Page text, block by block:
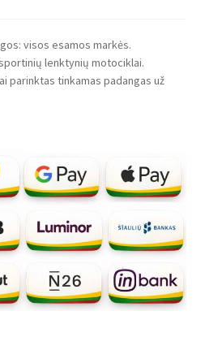
visos esamos markės.
lenktynių motociklai.
parinktas tinkamas padangas už